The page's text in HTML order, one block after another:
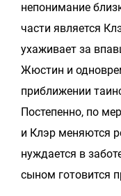
непонимание
части является
ухаживает за
Жюстин и
приближении
Постепенно, по
и Клэр меняются
нуждается в
сыном готовится